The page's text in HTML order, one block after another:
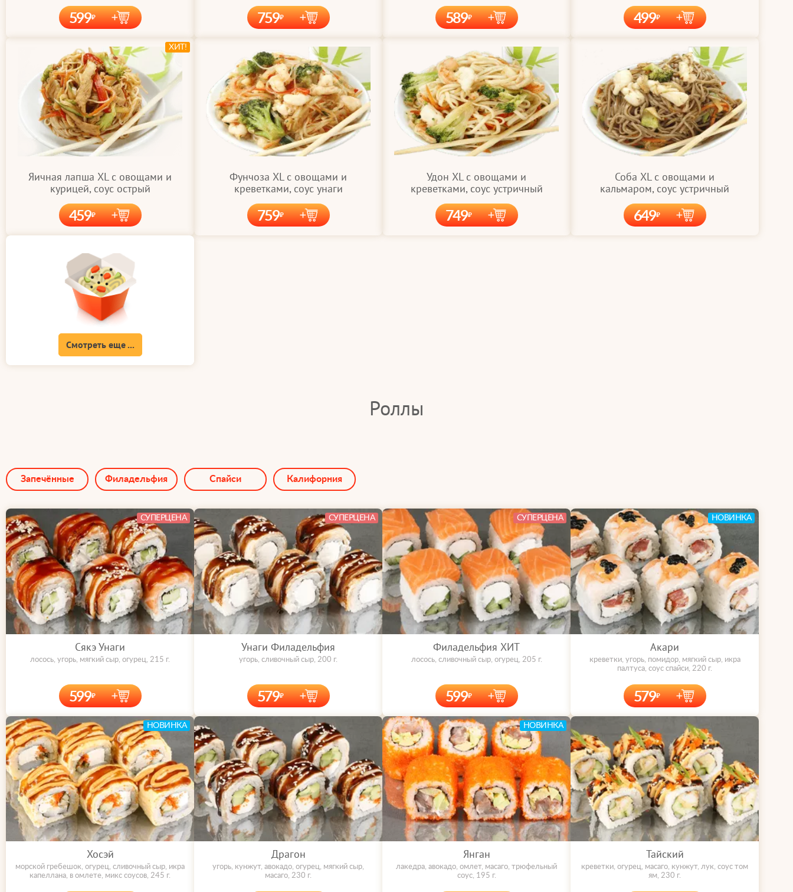
599 759 589 499
Яичная лапша XL с овощами и
курицей, соус острый
459
ХИТ!
Фунчоза XL с овощами и
креветками, соус унаги
759
Удон XL с овощами и
креветками, соус устричный
749
Соба XL с овощами и
кальмаром, соус устричный
649
Смотреть еще ...
Роллы
Запечённые Филадельфия Спайси Калифорния
Сякэ Унаги
лосось, угорь, мягкий сыр, огурец, 215 г.
599
СУПЕРЦЕНА
Унаги Филадельфия
угорь, сливочный сыр, 200 г.
579
СУПЕРЦЕНА
Филадельфия ХИТ
лосось, сливочный сыр, огурец, 205 г.
599
СУПЕРЦЕНА
Акари
креветки, угорь, помидор, мягкий сыр, икра
палтуса, соус спайси, 220 г.
579
НОВИНКА
Хосэй
морской гребешок, огурец, сливочный сыр, икра
капеллана, в омлете, микс соусов, 245 г.
НОВИНКА
Драгон
угорь, кунжут, авокадо, огурец, мягкий сыр,
масаго, 230 г.
Янган
лакедра, авокадо, омлет, масаго, трюфельный
соус, 195 г.
НОВИНКА
Тайский
креветки, огурец, масаго, кунжут, лук, соус том
ям, 230 г.